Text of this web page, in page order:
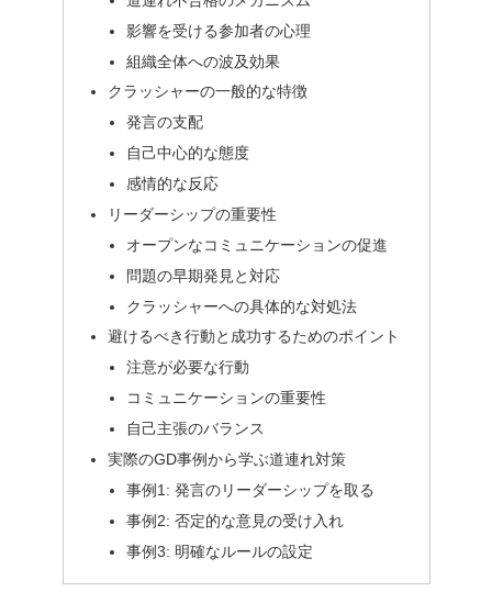
影響を受ける参加者の心理
組織全体への波及効果
クラッシャーの一般的な特徴
発言の支配
自己中心的な態度
感情的な反応
リーダーシップの重要性
オープンなコミュニケーションの促進
問題の早期発見と対応
クラッシャーへの具体的な対処法
避けるべき行動と成功するためのポイント
注意が必要な行動
コミュニケーションの重要性
自己主張のバランス
実際のGD事例から学ぶ道連れ対策
事例1: 発言のリーダーシップを取る
事例2: 否定的な意見の受け入れ
事例3: 明確なルールの設定